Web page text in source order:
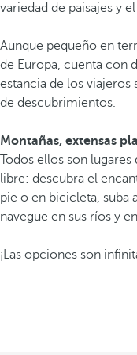
variedad de paisajes y
Aunque pequeño en
de Europa, cuenta con
estancia de los viajeros
de descubrimientos.
Montañas, extensas
Todos ellos son
libre: descubra el
pie o en bicicleta, suba
navegue en sus ríos y
¡Las opciones son